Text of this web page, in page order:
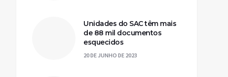
Unidades do SAC têm mais
de 88 mil documentos
esquecidos
20 DE JUNHO DE 2023